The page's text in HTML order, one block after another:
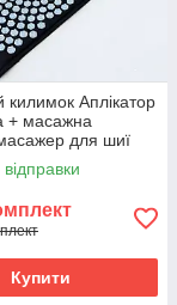
Аплікатор
+ масажна
для шиї
Mat Eco (apl-
небесний
Купити